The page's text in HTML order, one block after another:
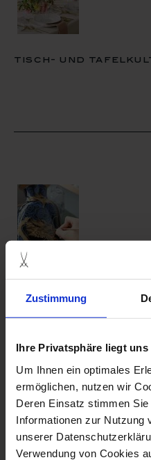
Zustimmung
Ihre Privatsphäre liegt uns
Um Ihnen ein optimales
ermöglichen, nutzen wir
Deren Einsatz stimmen
Informationen zur Nutzung
unserer
Verwendung von Cookies
tisch- und
auf den spuren